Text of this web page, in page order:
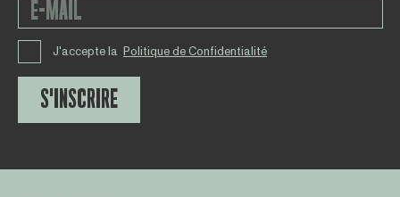
J'accepte la Politique de Confidentialité
S'INSCRIRE